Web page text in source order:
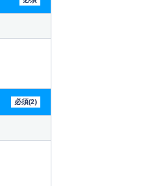
必須(2)